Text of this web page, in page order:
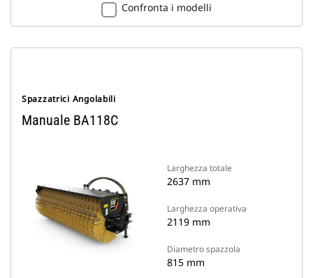
Confronta i modelli
Spazzatrici Angolabili
Manuale BA118C
Larghezza totale
2637 mm
Larghezza operativa
2119 mm
Diametro spazzola
815 mm